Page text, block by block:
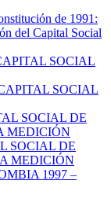
de 1991:
del Capital Social
SOCIAL
SOCIAL
SOCIAL DE
MEDICIÓN
SOCIAL DE
MEDICIÓN
1997 –